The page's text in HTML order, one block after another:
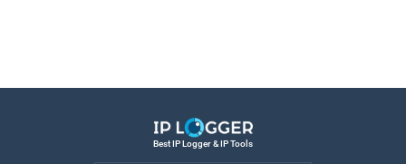
Best IP Logger & IP Tools